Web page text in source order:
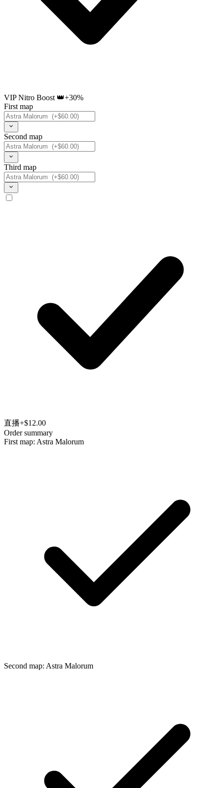
VIP Nitro Boost 👑+30%
First map
Second map
Third map
直播+$12.00
Order summary
First map: Astra Malorum
Second map: Astra Malorum